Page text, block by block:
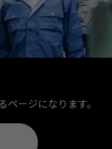
ージになります。